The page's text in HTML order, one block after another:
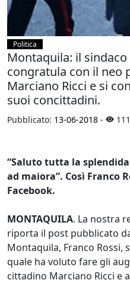
Politica
Montaquila: il
congratula con il neo
Marciano Ricci e si
suoi concittadini.
Pubblicato: 13-06-2018 -
“Saluto tutta la
ad maiora”. Così Franco
Facebook.
MONTAQUILA. La nostra
riporta il post pubblicato
Montaquila, Franco Rossi,
quale ha voluto fare gli
cittadino Marciano Ricci e